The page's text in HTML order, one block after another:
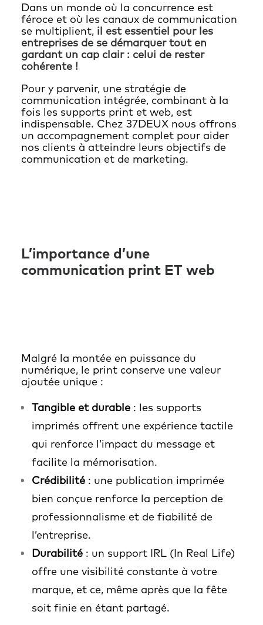
Dans un monde où la concurrence est
féroce et où les canaux de communication
se multiplient, il est essentiel pour les
entreprises de se démarquer tout en
gardant un cap clair : celui de rester
cohérente !
Pour y parvenir, une stratégie de
communication intégrée, combinant à la
fois les supports print et web, est
indispensable. Chez 37DEUX nous offrons
un accompagnement complet pour aider
nos clients à atteindre leurs objectifs de
communication et de marketing.
L’importance d’une
communication print ET web
Malgré la montée en puissance du
numérique, le print conserve une valeur
ajoutée unique :
Tangible et durable : les supports
imprimés offrent une expérience tactile
qui renforce l’impact du message et
facilite la mémorisation.
Crédibilité : une publication imprimée
bien conçue renforce la perception de
professionnalisme et de fiabilité de
l’entreprise.
Durabilité : un support IRL (In Real Life)
offre une visibilité constante à votre
marque, et ce, même après que la fête
soit finie en étant partagé.